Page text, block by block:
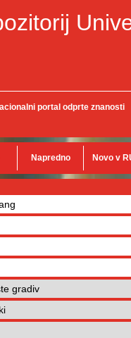
portal odprte znanosti
Napredno Novo v